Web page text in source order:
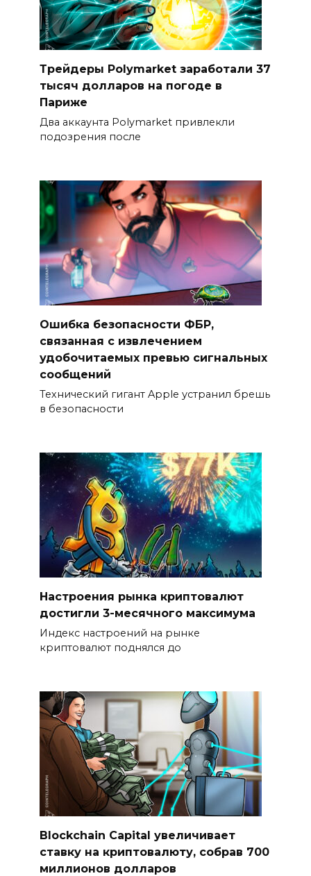
Трейдеры Polymarket заработали 37
тысяч долларов на погоде в
Париже
Два аккаунта Polymarket привлекли
подозрения после
Ошибка безопасности ФБР,
связанная с извлечением
удобочитаемых превью сигнальных
сообщений
Технический гигант Apple устранил брешь
в безопасности
Настроения рынка криптовалют
достигли 3-месячного максимума
Индекс настроений на рынке
криптовалют поднялся до
Blockchain Capital увеличивает
ставку на криптовалюту, собрав 700
миллионов долларов